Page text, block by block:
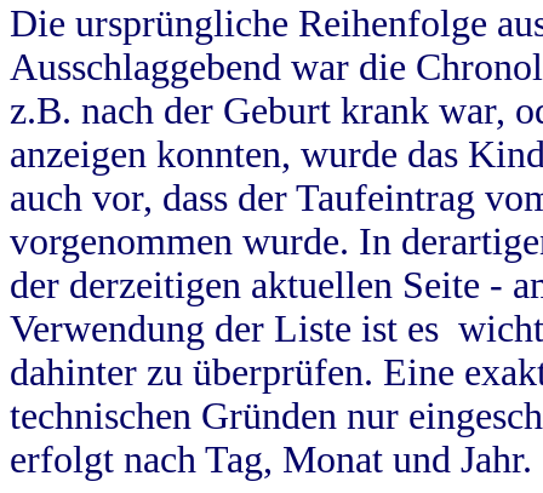
Die ursprüngliche Reihenfolge
Ausschlaggebend war die
z.B. nach der Geburt krank war,
anzeigen konnten, wurde das
auch vor, dass der Taufeintrag
vorgenommen wurde. In
der derzeitigen aktuellen Seite -
Verwendung der Liste ist es
dahinter zu überprüfen. Eine
technischen Gründen nur
erfolgt nach Tag, Monat und Jahr.